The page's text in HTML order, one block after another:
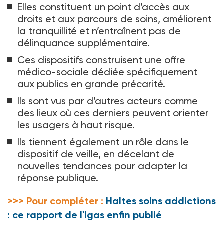
Elles constituent un point d’accès aux
droits et aux parcours de soins, améliorent
la tranquillité et n’entraînent pas de
délinquance supplémentaire.
Ces dispositifs construisent une offre
médico-sociale dédiée spécifiquement
aux publics en grande précarité.
Ils sont vus par d’autres acteurs comme
des lieux où ces derniers peuvent orienter
les usagers à haut risque.
Ils tiennent également un rôle dans le
dispositif de veille, en décelant de
nouvelles tendances pour adapter la
réponse publique.
>>> Pour compléter : Haltes soins addictions
: ce rapport de l'Igas enfin publié